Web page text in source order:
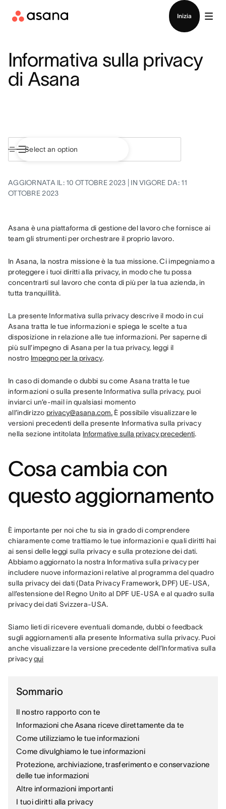
Inizia
Informativa sulla privacy
di Asana
AGGIORNATA IL: 10 OTTOBRE 2023 | IN VIGORE DA: 11
OTTOBRE 2023
Asana è una piattaforma di gestione del lavoro che fornisce ai
team gli strumenti per orchestrare il proprio lavoro.
In Asana, la nostra missione è la tua missione. Ci impegniamo a
proteggere i tuoi diritti alla privacy, in modo che tu possa
concentrarti sul lavoro che conta di più per la tua azienda, in
tutta tranquillità.
La presente Informativa sulla privacy descrive il modo in cui
Asana tratta le tue informazioni e spiega le scelte a tua
disposizione in relazione alle tue informazioni. Per saperne di
più sull’impegno di Asana per la tua privacy, leggi il
nostro Impegno per la privacy.
In caso di domande o dubbi su come Asana tratta le tue
informazioni o sulla presente Informativa sulla privacy, puoi
inviarci un’e-mail in qualsiasi momento
all’indirizzo privacy@asana.com. È possibile visualizzare le
versioni precedenti della presente Informativa sulla privacy
nella sezione intitolata Informative sulla privacy precedenti.
Cosa cambia con
questo aggiornamento
È importante per noi che tu sia in grado di comprendere
chiaramente come trattiamo le tue informazioni e quali diritti hai
ai sensi delle leggi sulla privacy e sulla protezione dei dati.
Abbiamo aggiornato la nostra Informativa sulla privacy per
includere nuove informazioni relative al programma del quadro
sulla privacy dei dati (Data Privacy Framework, DPF) UE-USA,
all’estensione del Regno Unito al DPF UE-USA e al quadro sulla
privacy dei dati Svizzera-USA.
Siamo lieti di ricevere eventuali domande, dubbi o feedback
sugli aggiornamenti alla presente Informativa sulla privacy. Puoi
anche visualizzare la versione precedente dell’Informativa sulla
privacy qui
Sommario
Il nostro rapporto con te
Informazioni che Asana riceve direttamente da te
Come utilizziamo le tue informazioni
Come divulghiamo le tue informazioni
Protezione, archiviazione, trasferimento e conservazione
delle tue informazioni
Altre informazioni importanti
I tuoi diritti alla privacy